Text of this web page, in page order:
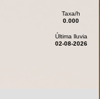
Taxa/h
0.000
Última lluvia
02-08-2026